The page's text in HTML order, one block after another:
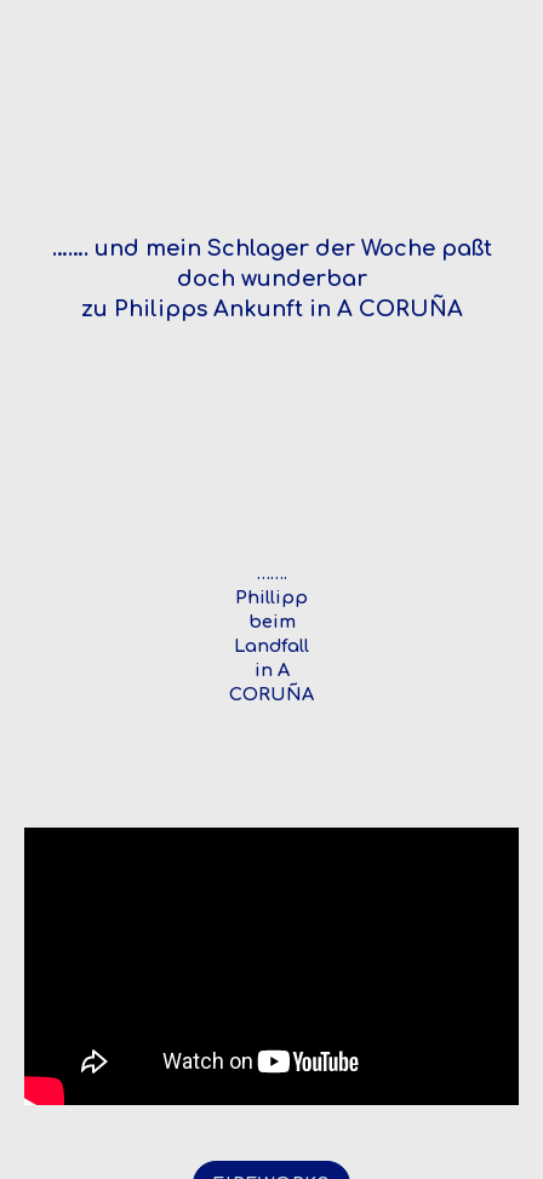
……. und mein Schlager der Woche paßt
doch wunderbar
zu Philipps Ankunft in A CORUÑA
…….
Phillipp
beim
Landfall
in A
CORUÑA